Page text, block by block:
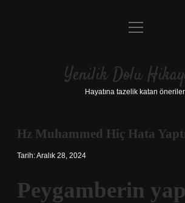
Anasayfa
Yasal Uyarı
menüyü
Yenilik Dolu
Hayatına tazelik katan
Hz Muhammed Hiç Hata
Tarih: Aralık 28, 2024
Peygamberin